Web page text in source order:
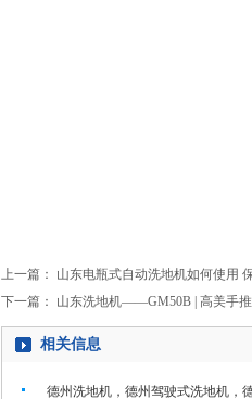
上一篇： 山东电瓶式自动洗地机如何使用
下一篇： 山东洗地机——GM50B | 高美手推
相关信息
德州洗地机，德州驾驶式洗地机，